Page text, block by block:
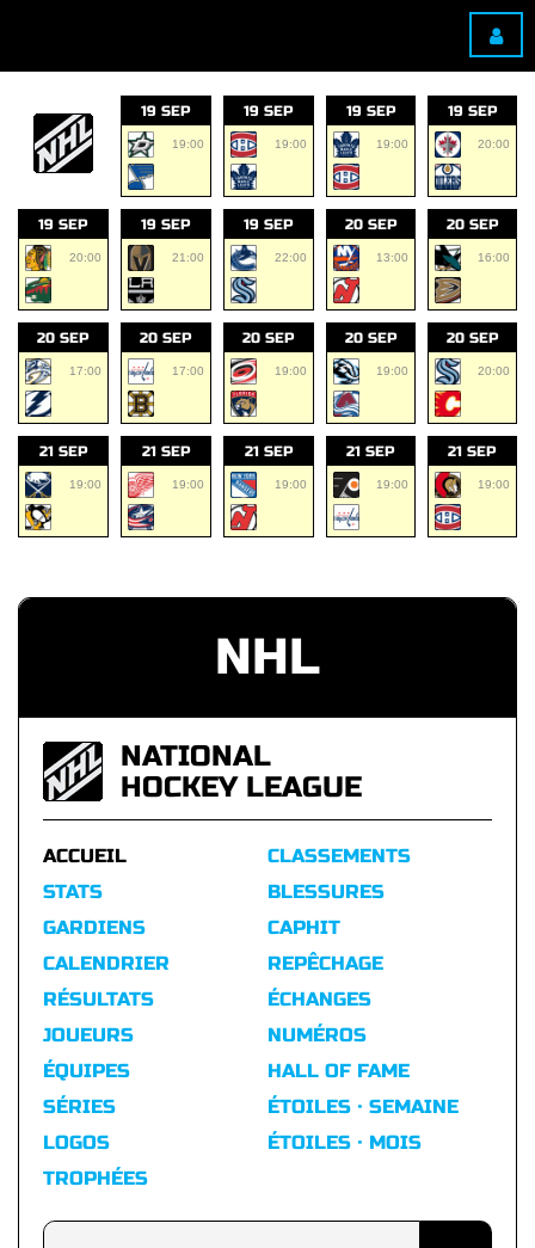
19 SEP
19:00
19 SEP
19:00
19 SEP
19:00
19 SEP
20:00
19 SEP
20:00
19 SEP
21:00
19 SEP
22:00
20 SEP
13:00
20 SEP
16:00
20 SEP
17:00
20 SEP
17:00
20 SEP
19:00
20 SEP
19:00
20 SEP
20:00
21 SEP
19:00
21 SEP
19:00
21 SEP
19:00
21 SEP
19:00
21 SEP
19:00
NHL
NATIONAL
HOCKEY LEAGUE
ACCUEIL
STATS
GARDIENS
CALENDRIER
RÉSULTATS
CLASSEMENTS
BLESSURES
CAPHIT
REPÊCHAGE
ÉCHANGES
JOUEURS
ÉQUIPES
SÉRIES
LOGOS
TROPHÉES
NUMÉROS
HALL OF FAME
ÉTOILES · SEMAINE
ÉTOILES · MOIS